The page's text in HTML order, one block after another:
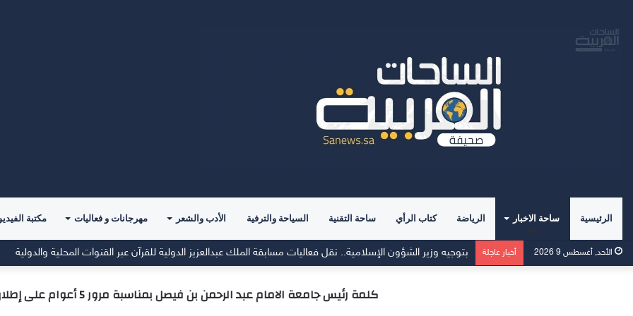
الرئيسية ساحة الاخبار الرياضة كتاب الرأي ساحة التقنية السياحة والترفية الأدب والشعر مهرجانات و فعاليات مكتبة
الأحد, أغسطس 9 2026 أخبار عاجلة بتوجيه وزير الشؤون الإسلامية.. نقل فعاليات مسابقة الملك عبدالعزيز الدولية للقرآن عبر القنوات المحلية والدولية
كلمة رئيس جامعة الامام عبد الرحمن بن فيصل بمناسبة مرور 5 أعوام على إطلاق رؤية 2030